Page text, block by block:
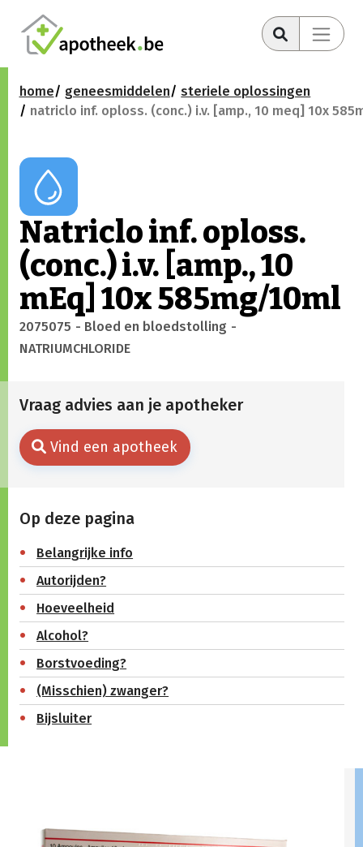
home geneesmiddelen
steriele oplossingen
natriclo inf. oploss. (conc.) i.v. [amp., 10 meq] 10x
Natriclo inf. oploss.
(conc.) i.v. [amp., 10
mEq] 10x 585mg/10ml
2075075 - Bloed en bloedstolling -
NATRIUMCHLORIDE
Vraag advies aan je apotheker
Vind een apotheek
Op deze pagina
Belangrijke info
Autorijden?
Hoeveelheid
Alcohol?
Borstvoeding?
(Misschien) zwanger?
Bijsluiter